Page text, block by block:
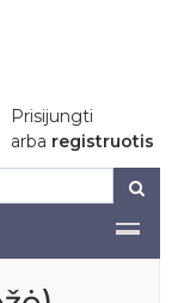
Prisijungti
arba registruotis